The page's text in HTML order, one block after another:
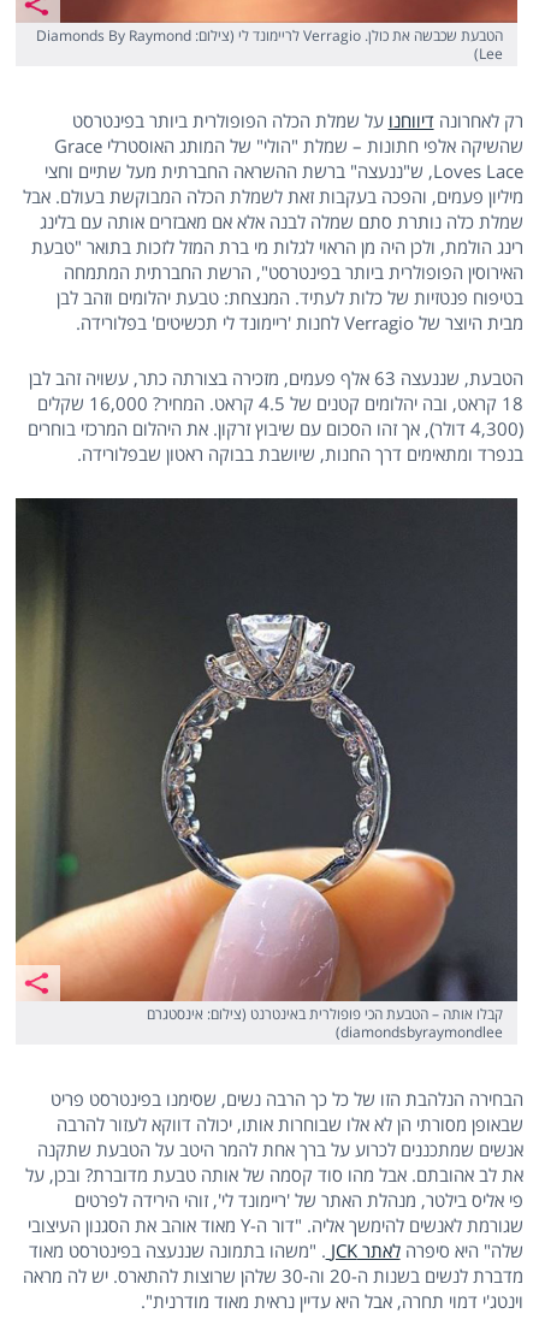
הטבעת שכבשה את כולן. Verragio לריימונד לי (צילום: Diamonds By Raymond
Lee)
רק לאחרונה דיווחנו על שמלת הכלה הפופולרית ביותר בפינטרסט
שהשיקה אלפי חתונות – שמלת "הולי" של המותג האוסטרלי Grace
Loves Lace, ש"ננעצה" ברשת ההשראה החברתית מעל שתיים וחצי
מיליון פעמים, והפכה בעקבות זאת לשמלת הכלה המבוקשת בעולם. אבל
שמלת כלה נותרת סתם שמלה לבנה אלא אם מאבזרים אותה עם בלינג
רינג הולמת, ולכן היה מן הראוי לגלות מי ברת המזל לזכות בתואר "טבעת
האירוסין הפופולרית ביותר בפינטרסט", הרשת החברתית המתמחה
בטיפוח פנטזיות של כלות לעתיד. המנצחת: טבעת יהלומים וזהב לבן
מבית היוצר של Verragio לחנות 'ריימונד לי תכשיטים' בפלורידה.
הטבעת, שננעצה 63 אלף פעמים, מזכירה בצורתה כתר, עשויה זהב לבן
18 קראט, ובה יהלומים קטנים של 4.5 קראט. המחיר? 16,000 שקלים
(4,300 דולר), אך זהו הסכום עם שיבוץ זרקון. את היהלום המרכזי בוחרים
בנפרד ומתאימים דרך החנות, שיושבת בבוקה ראטון שבפלורידה.
קבלו אותה – הטבעת הכי פופולרית באינטרנט (צילום: אינסטגרם
diamondsbyraymondlee)
הבחירה הנלהבת הזו של כל כך הרבה נשים, שסימנו בפינטרסט פריט
שבאופן מסורתי הן לא אלו שבוחרות אותו, יכולה דווקא לעזור להרבה
אנשים שמתכננים לכרוע על ברך אחת להמר היטב על הטבעת שתקנה
את לב אהובתם. אבל מהו סוד קסמה של אותה טבעת מדוברת? ובכן, על
פי אליס בילטר, מנהלת האתר של 'ריימונד לי', זוהי הירידה לפרטים
שגורמת לאנשים להימשך אליה. "דור ה-Y מאוד אוהב את הסגנון העיצובי
שלה" היא סיפרהלאתר JCK
. "משהו בתמונה שננעצה בפינטרסט מאוד
מדברת לנשים בשנות ה-20 וה-30 שלהן שרוצות להתארס. יש לה מראה
וינטג'י דמוי תחרה, אבל היא עדיין נראית מאוד מודרנית".